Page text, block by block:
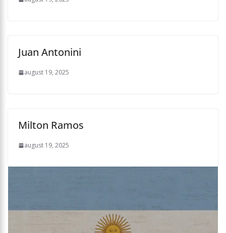
Juan Antonini
august 19, 2025
Milton Ramos
august 19, 2025